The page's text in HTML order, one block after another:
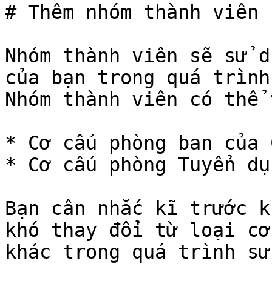
# Thêm nhóm thành viên
Nhóm thành viên sẽ sử
của bạn trong quá
Nhóm thành viên có
* Cơ cấu phòng ban của
* Cơ cấu phòng Tuyển
Bạn cân nhắc kĩ
khó thay đổi từ loại
khác trong quá trình